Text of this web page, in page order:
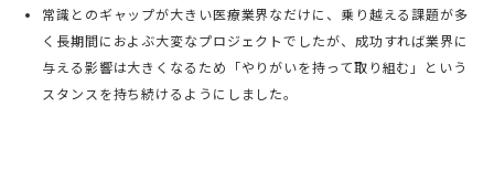
常識とのギャップが大きい医療業界なだけに、乗り越える課題が多
く長期間におよぶ大変なプロジェクトでしたが、成功すれば業界に
与える影響は大きくなるため「やりがいを持って取り組む」という
スタンスを持ち続けるようにしました。